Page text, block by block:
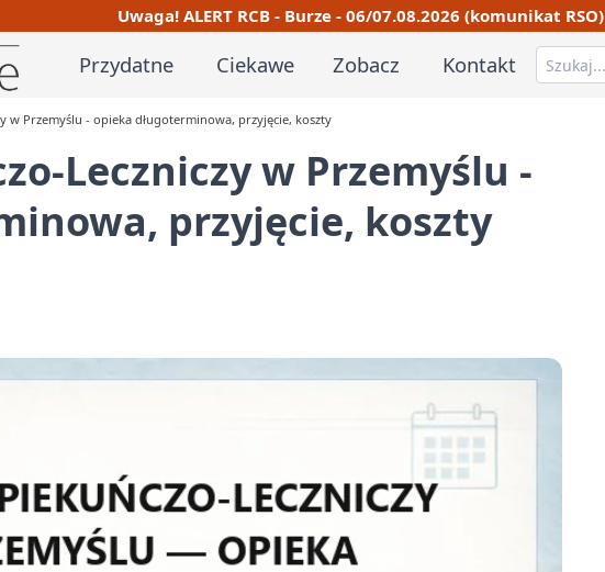
Uwaga! ALERT RCB - Burze - 06/07.08.2026 (komunikat RSO)
Przydatne Ciekawe Zobacz Kontakt
w Przemyślu - opieka długoterminowa, przyjęcie, koszty
Leczniczy w Przemyślu -
przyjęcie, koszty